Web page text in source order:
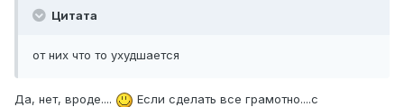
Цитата
от них что то ухудшается
Да, нет, вроде....
Если сделать все грамотно....с